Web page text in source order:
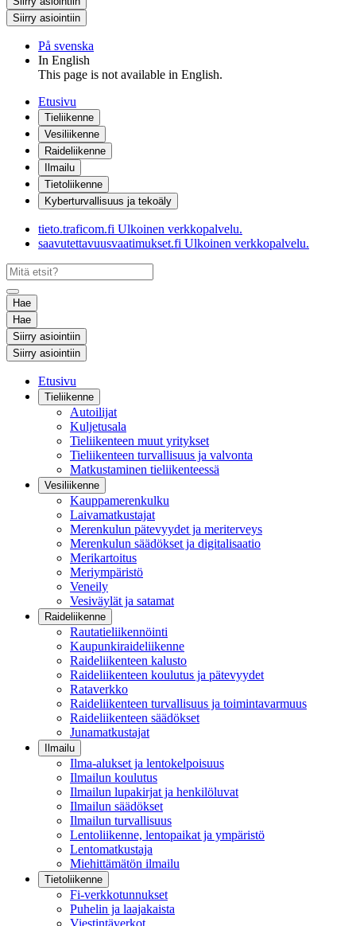
Siirry asiointiin
På svenska
In English
This page is not available in English.
Etusivu
Tieliikenne
Vesiliikenne
Raideliikenne
Ilmailu
Tietoliikenne
Kyberturvallisuus ja tekoäly
tieto.traficom.fi Ulkoinen verkkopalvelu.
saavutettavuusvaatimukset.fi Ulkoinen verkkopalvelu.
Hae
Hae
Siirry asiointiin
Siirry asiointiin
Etusivu
Tieliikenne
Autoilijat
Kuljetusala
Tieliikenteen muut yritykset
Tieliikenteen turvallisuus ja valvonta
Matkustaminen tieliikenteessä
Vesiliikenne
Kauppamerenkulku
Laivamatkustajat
Merenkulun pätevyydet ja meriterveys
Merenkulun säädökset ja digitalisaatio
Merikartoitus
Meriympäristö
Veneily
Vesiväylät ja satamat
Raideliikenne
Rautatieliikennöinti
Kaupunkiraideliikenne
Raideliikenteen kalusto
Raideliikenteen koulutus ja pätevyydet
Rataverkko
Raideliikenteen turvallisuus ja toimintavarmuus
Raideliikenteen säädökset
Junamatkustajat
Ilmailu
Ilma-alukset ja lentokelpoisuus
Ilmailun koulutus
Ilmailun lupakirjat ja henkilöluvat
Ilmailun säädökset
Ilmailun turvallisuus
Lentoliikenne, lentopaikat ja ympäristö
Lentomatkustaja
Miehittämätön ilmailu
Tietoliikenne
Fi-verkkotunnukset
Puhelin ja laajakaista
Viestintäverkot